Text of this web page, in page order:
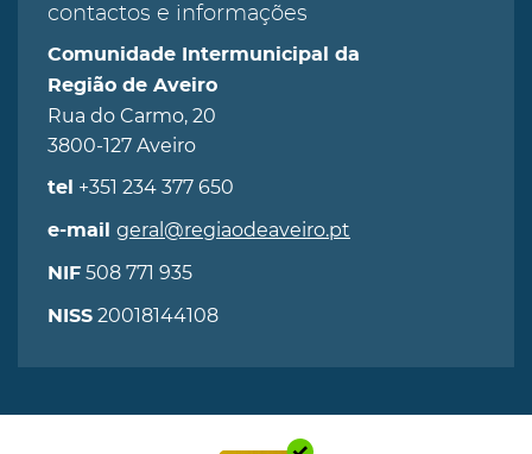
contactos e informações
Comunidade Intermunicipal da
Região de Aveiro
Rua do Carmo, 20
3800-127 Aveiro
tel +351 234 377 650
e-mail geral@regiaodeaveiro.pt
NIF 508 771 935
NISS 20018144108